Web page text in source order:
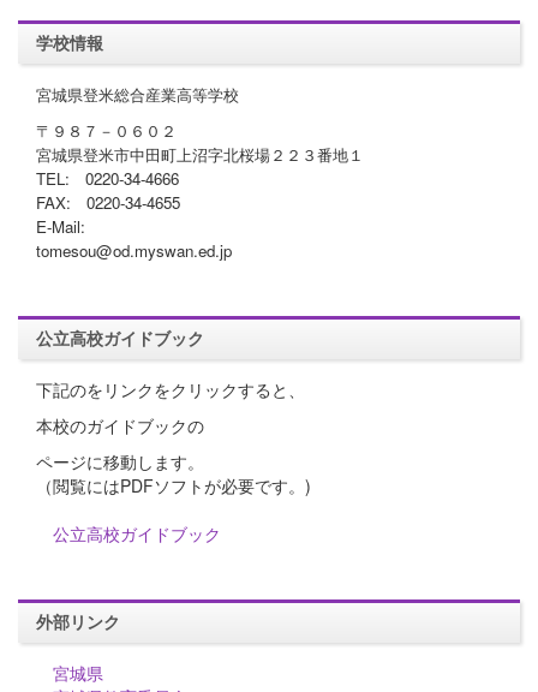
学校情報
宮城県登米総合産業高等学校
〒９８７－０６０２
宮城県登米市中田町上沼字北桜場２２３番地１
TEL: 0220-34-4666
FAX: 0220-34-4655
E-Mail:
tomesou@od.myswan.ed.jp
公立高校ガイドブック
下記のをリンクをクリックすると、
本校のガイドブックの
ページに移動します。
（閲覧にはPDFソフトが必要です。)
公立高校ガイドブック
外部リンク
宮城県